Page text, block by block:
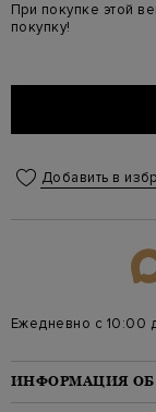
При покупке этой
покупку!
Добавить в
Ежедневно с 10:00
ИНФОРМАЦИЯ